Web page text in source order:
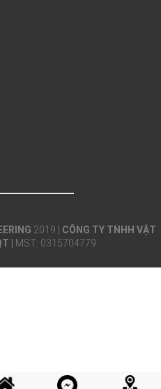
2019 | CÔNG TY TNHH VẬT
|
MST: 0315704779